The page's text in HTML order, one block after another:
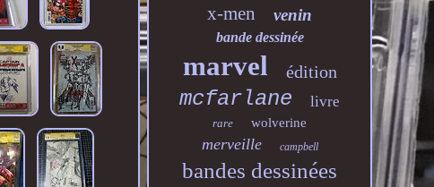
x-men venin
bande dessinée
marvel édition
mcfarlane livre
rare wolverine
merveille campbell
bandes dessinées